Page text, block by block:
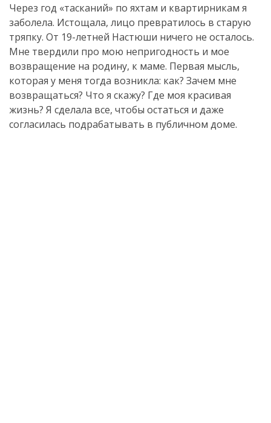
Через год «тасканий» по яхтам и квартирникам я
заболела. Истощала, лицо превратилось в старую
тряпку. От 19-летней Настюши ничего не осталось.
Мне твердили про мою непригодность и мое
возвращение на родину, к маме. Первая мысль,
которая у меня тогда возникла: как? Зачем мне
возвращаться? Что я скажу? Где моя красивая
жизнь? Я сделала все, чтобы остаться и даже
согласилась подрабатывать в публичном доме.